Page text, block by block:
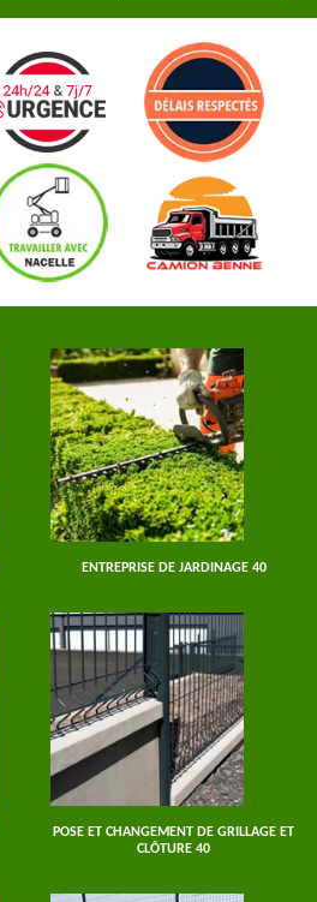
ENTREPRISE DE JARDINAGE 40
POSE ET CHANGEMENT DE GRILLAGE ET
CLÔTURE 40